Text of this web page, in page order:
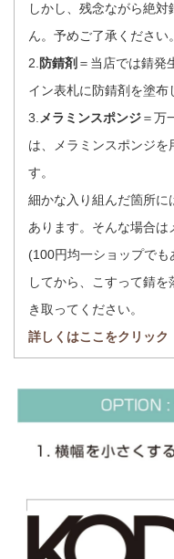
しかし、残念ながら絶
ん。予めご了承ください。
2.防錆剤 ＝当店では錆発
イン表札に防錆剤を塗布
3.メラミンスポンジ＝万
は、メラミンスポンジを
す。
細かな入り組んだ箇所に
あります。そんな場合
(100円均一ショップで
してから、こすって錆
き取ってください。
詳しくはここをクリック